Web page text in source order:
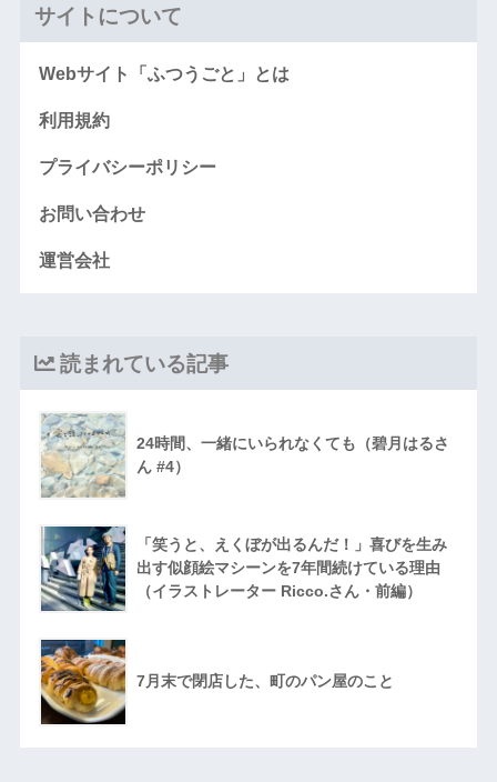
サイトについて
Webサイト「ふつうごと」とは
利用規約
プライバシーポリシー
お問い合わせ
運営会社
読まれている記事
24時間、一緒にいられなくても（碧月はるさ
ん #4）
「笑うと、えくぼが出るんだ！」喜びを生み
出す似顔絵マシーンを7年間続けている理由
（イラストレーター Ricco.さん・前編）
7月末で閉店した、町のパン屋のこと